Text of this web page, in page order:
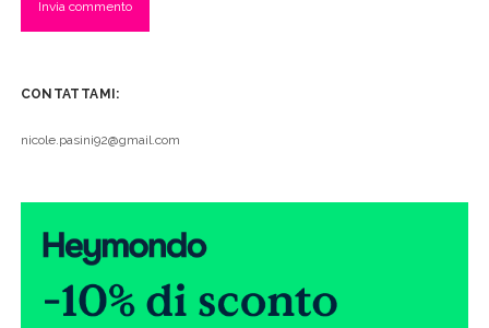
CONTATTAMI:
nicole.pasini92@gmail.com